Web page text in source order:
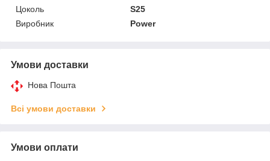
Цоколь
S25
Виробник
Power
Умови доставки
Нова Пошта
Всі умови доставки
Умови оплати